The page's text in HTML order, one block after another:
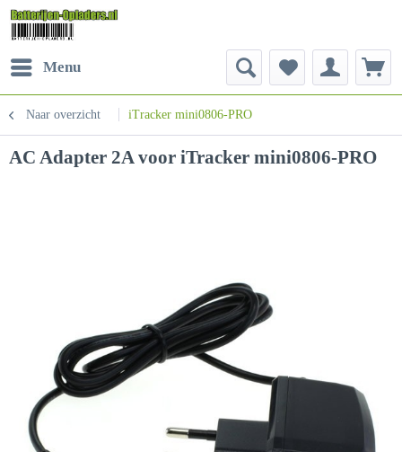
Menu
Naar overzicht iTracker mini0806-PRO
AC Adapter 2A voor iTracker mini0806-PRO